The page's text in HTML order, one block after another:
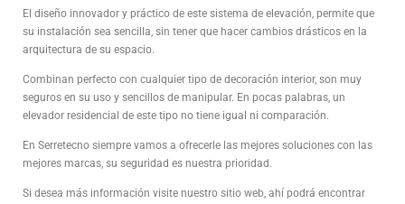
El diseño innovador y práctico de este sistema de elevación, permite que
su instalación sea sencilla, sin tener que hacer cambios drásticos en la
arquitectura de su espacio.
Combinan perfecto con cualquier tipo de decoración interior, son muy
seguros en su uso y sencillos de manipular. En pocas palabras, un
elevador residencial de este tipo no tiene igual ni comparación.
En Serretecno siempre vamos a ofrecerle las mejores soluciones con las
mejores marcas, su seguridad es nuestra prioridad.
Si desea más información visite nuestro sitio web, ahí podrá encontrar